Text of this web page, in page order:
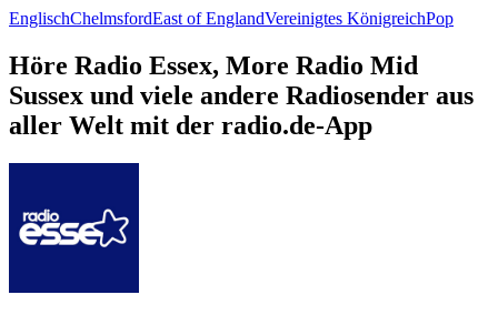
EnglischChelmsfordEast of EnglandVereinigtes KönigreichPop
Höre Radio Essex, More Radio Mid
Sussex und viele andere Radiosender aus
aller Welt mit der radio.de-App